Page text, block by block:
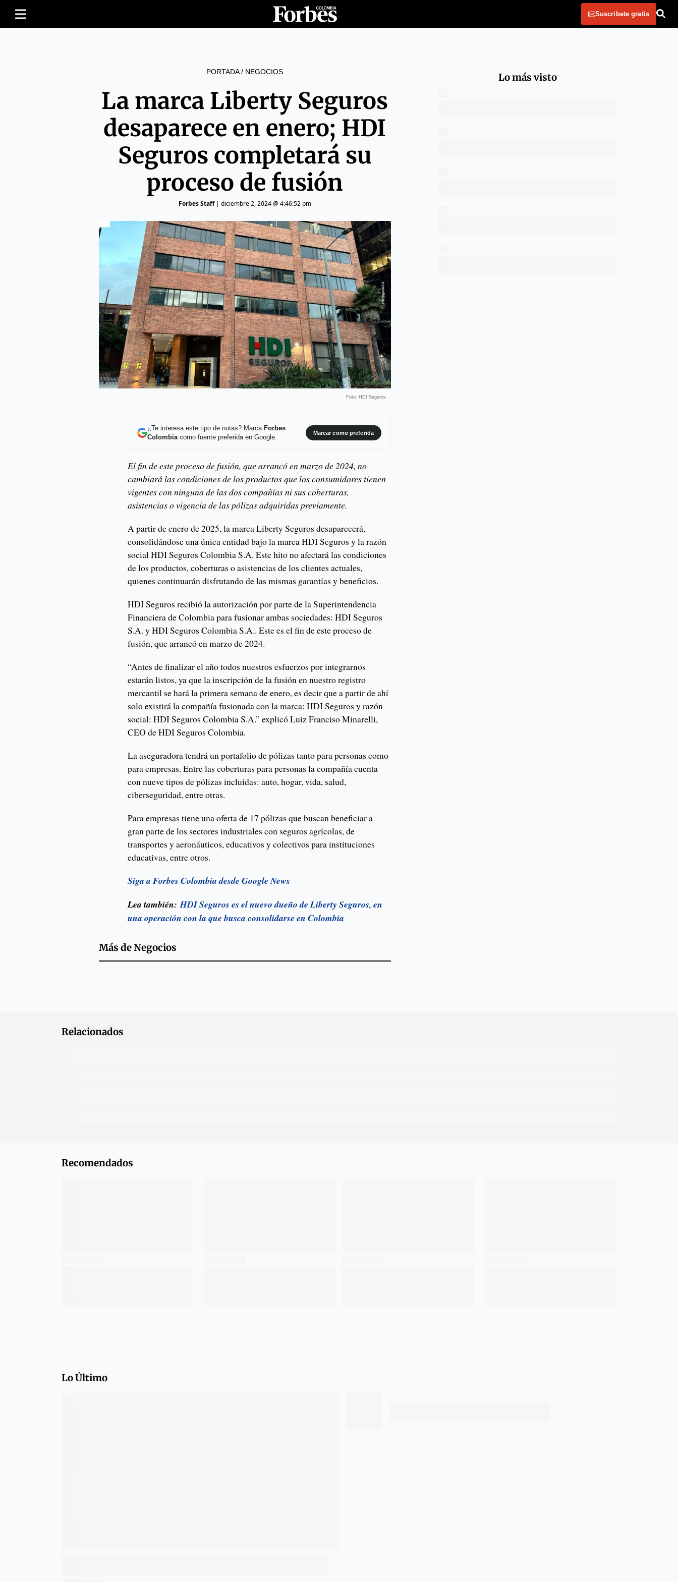
Suscribete gratis
PORTADA/ NEGOCIOS
La marca Liberty Seguros
desaparece en enero; HDI
Seguros completará su
proceso de fusión
Forbes Staff| diciembre 2, 2024 @ 4:46:52 pm
Foto: HDI Seguros
¿Te interesa este tipo de notas? Marca Forbes
Colombiacomo fuente preferida en Google.
Marcar como preferida
El fin de este proceso de fusión, que arrancó en marzo de 2024, no
cambiará las condiciones de los productos que los consumidores tienen
vigentes con ninguna de las dos compañías ni sus coberturas,
asistencias o vigencia de las pólizas adquiridas previamente.
A partir de enero de 2025, la marca Liberty Seguros desaparecerá,
consolidándose una única entidad bajo la marca HDI Seguros y la razón
social HDI Seguros Colombia S.A. Este hito no afectará las condiciones
de los productos, coberturas o asistencias de los clientes actuales,
quienes continuarán disfrutando de las mismas garantías y beneficios.
HDI Seguros recibió la autorización por parte de la Superintendencia
Financiera de Colombia para fusionar ambas sociedades: HDI Seguros
S.A. y HDI Seguros Colombia S.A.. Este es el fin de este proceso de
fusión, que arrancó en marzo de 2024.
“Antes de finalizar el año todos nuestros esfuerzos por integrarnos
estarán listos, ya que la inscripción de la fusión en nuestro registro
mercantil se hará la primera semana de enero, es decir que a partir de ahí
solo existirá la compañía fusionada con la marca: HDI Seguros y razón
social: HDI Seguros Colombia S.A.” explicó Luiz Franciso Minarelli,
CEO de HDI Seguros Colombia.
La aseguradora tendrá un portafolio de pólizas tanto para personas como
para empresas. Entre las coberturas para personas la compañía cuenta
con nueve tipos de pólizas incluidas: auto, hogar, vida, salud,
ciberseguridad, entre otras.
Para empresas tiene una oferta de 17 pólizas que buscan beneficiar a
gran parte de los sectores industriales con seguros agrícolas, de
transportes y aeronáuticos, educativos y colectivos para instituciones
educativas, entre otros.
Siga a Forbes Colombia desde Google News
Lea también:HDI Seguros es el nuevo dueño de Liberty Seguros, en
una operación con la que busca consolidarse en Colombia
Más deNegocios
Lo más visto
Relacionados
Recomendados
Lo Último